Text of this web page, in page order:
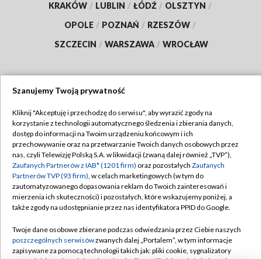
KRAKÓW / LUBLIN / ŁÓDŹ / OLSZTYN /
OPOLE / POZNAŃ / RZESZÓW /
SZCZECIN / WARSZAWA / WROCŁAW
TVP
Abonament TVP
Emisja w TVP
Centrum informacji TVP
Naziemna Telewizja Cyfrowa
Rada Programowa
Regulamin TVP
Polityka prywatności
Moje zgody
Pomoc
Kontakt
Szanujemy Twoją prywatność
Kliknij "Akceptuję i przechodzę do serwisu", aby wyrazić zgody na
korzystanie z technologii automatycznego śledzenia i zbierania danych,
dostęp do informacji na Twoim urządzeniu końcowym i ich
przechowywanie oraz na przetwarzanie Twoich danych osobowych przez
nas, czyli Telewizję Polską S.A. w likwidacji (zwaną dalej również „TVP”),
Zaufanych Partnerów z IAB* (1201 firm) oraz pozostałych Zaufanych
Partnerów TVP (93 firm), w celach marketingowych (w tym do
zautomatyzowanego dopasowania reklam do Twoich zainteresowań i
mierzenia ich skuteczności) i pozostałych, które wskazujemy poniżej, a
także zgody na udostępnianie przez nas identyfikatora PPID do Google.
Twoje dane osobowe zbierane podczas odwiedzania przez Ciebie naszych
poszczególnych serwisówzwanych dalej „Portalem”, w tym informacje
zapisywane za pomocą technologii takich jak: pliki cookie, sygnalizatory